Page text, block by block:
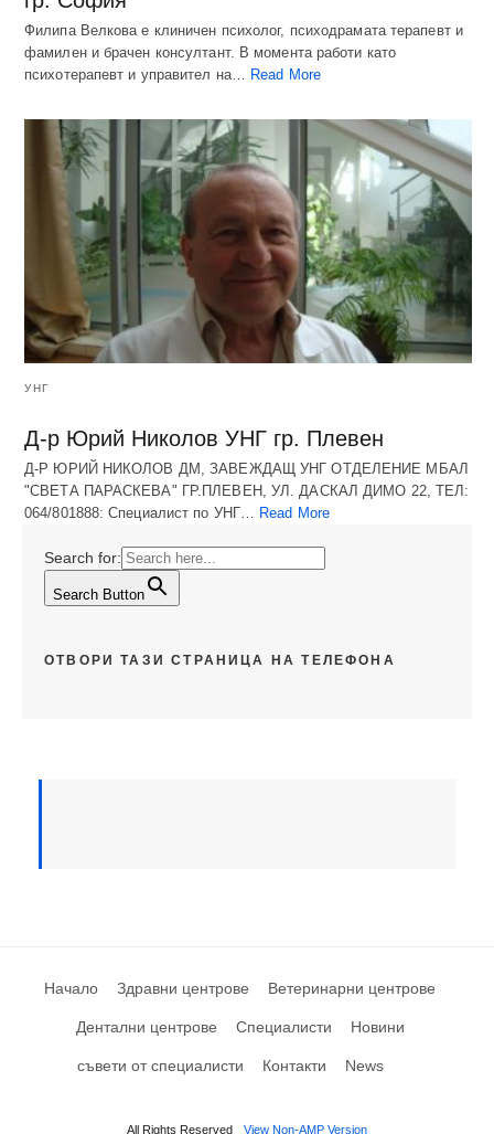
Филипа Велкова е клиничен психолог, психодрамата терапевт и
фамилен и брачен консултант. В момента работи като
психотерапевт и управител на…
Read More
УНГ
Д-р Юрий Николов УНГ гр. Плевен
Д-Р ЮРИЙ НИКОЛОВ ДМ, ЗАВЕЖДАЩ УНГ ОТДЕЛЕНИЕ МБАЛ
"СВЕТА ПАРАСКЕВА" ГР.ПЛЕВЕН, УЛ. ДАСКАЛ ДИМО 22, ТЕЛ:
064/801888: Специалист по УНГ… Read More
Search for:
Search Button
ОТВОРИ ТАЗИ СТРАНИЦА НА ТЕЛЕФОНА
Начало Здравни центрове Ветеринарни центрове
Дентални центрове Специалисти Новини
съвети от специалисти Контакти News
All Rights Reserved View Non-AMP Version